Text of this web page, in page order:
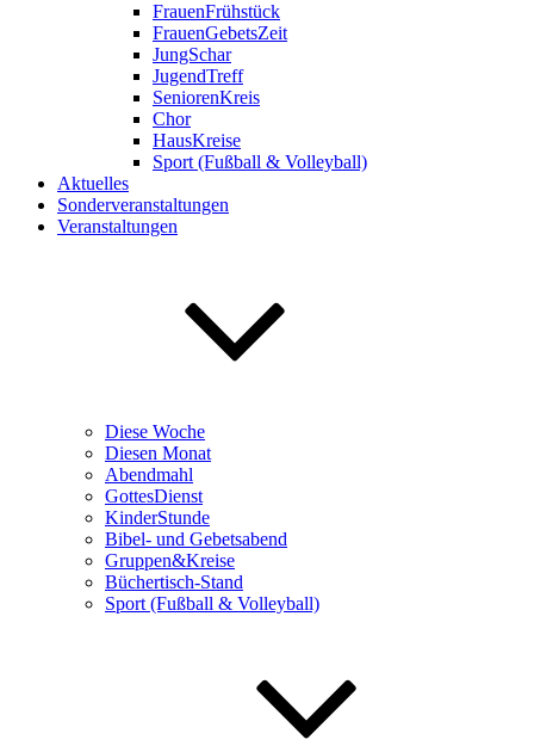
FrauenFrühstück
FrauenGebetsZeit
JungSchar
JugendTreff
SeniorenKreis
Chor
HausKreise
Sport (Fußball & Volleyball)
Aktuelles
Sonderveranstaltungen
Veranstaltungen
Diese Woche
Diesen Monat
Abendmahl
GottesDienst
KinderStunde
Bibel- und Gebetsabend
Gruppen&Kreise
Büchertisch-Stand
Sport (Fußball & Volleyball)